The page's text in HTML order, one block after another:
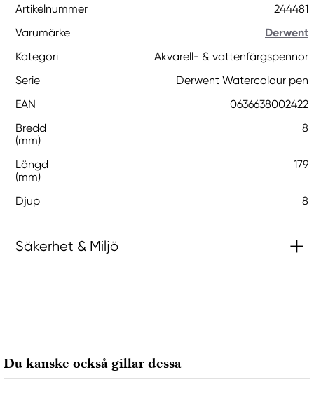
Artikelnummer
244481
Varumärke
Derwent
Kategori
Akvarell- & vattenfärgspennor
Serie
Derwent Watercolour pen
EAN
0636638002422
Bredd
(mm)
8
Längd
(mm)
179
Djup 8
Säkerhet & Miljö
70469 Stuttgart, Germany
contactus@acco.com
Du kanske också gillar dessa